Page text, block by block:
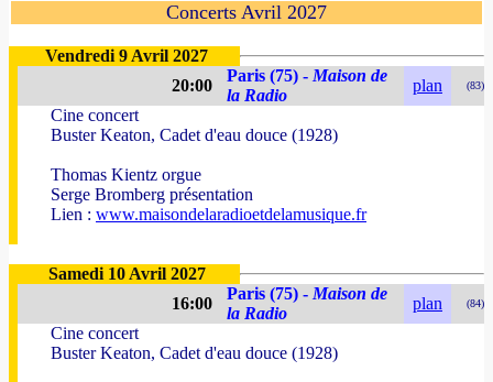
Concerts Avril 2027
Vendredi 9 Avril 2027
20:00
Paris (75) - Maison de
la Radio
plan (83)
Cine concert
Buster Keaton, Cadet d'eau douce (1928)
Thomas Kientz orgue
Serge Bromberg présentation
Lien : www.maisondelaradioetdelamusique.fr
Samedi 10 Avril 2027
16:00
Paris (75) - Maison de
la Radio
plan (84)
Cine concert
Buster Keaton, Cadet d'eau douce (1928)